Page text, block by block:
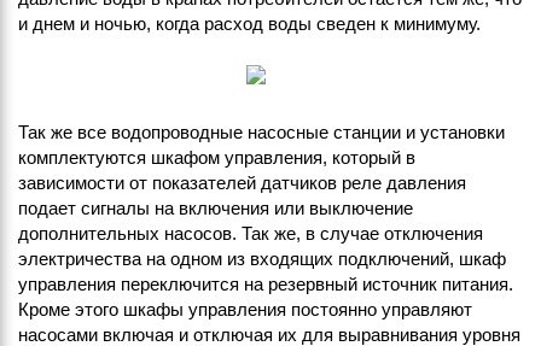
и днем и ночью, когда расход воды сведен к минимуму.
Так же все водопроводные насосные станции и установки
комплектуются шкафом управления, который в
зависимости от показателей датчиков реле давления
подает сигналы на включения или выключение
дополнительных насосов. Так же, в случае отключения
электричества на одном из входящих подключений, шкаф
управления переключится на резервный источник питания.
Кроме этого шкафы управления постоянно управляют
насосами включая и отключая их для выравнивания уровня